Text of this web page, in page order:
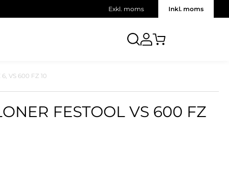
Exkl. moms Inkl. moms
VS 600 FZ 10
FESTOOL VS 600 FZ